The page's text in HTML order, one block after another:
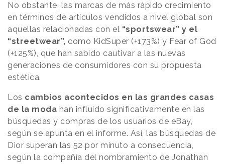
No obstante, las marcas de más rápido crecimiento
en términos de artículos vendidos a nivel global son
aquellas relacionadas con el “sportswear” y el
“streetwear”, como KidSuper (+173%) y Fear of God
(+125%), que han sabido cautivar a las nuevas
generaciones de consumidores con su propuesta
estética.
Los cambios acontecidos en las grandes casas
de la moda han influido significativamente en las
búsquedas y compras de los usuarios de eBay,
según se apunta en el informe. Así, las búsquedas de
Dior superan las 52 por minuto a consecuencia,
según la compañía del nombramiento de Jonathan